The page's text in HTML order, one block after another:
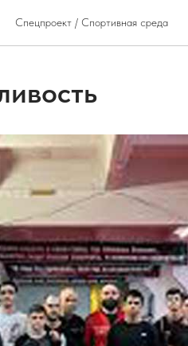
Спецпроект / Спортивная среда